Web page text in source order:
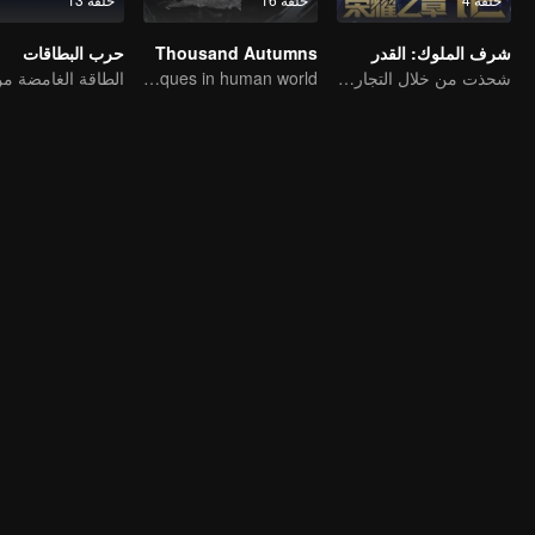
شرف الملوك: القدر
شحذت من خلال التجارب، مستعدة لمواجهة القدر
Thousand Autumns
A grandmaster practices martial arts techniques in human world.
حرب البطاقات